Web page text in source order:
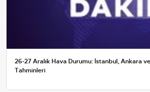
26-27 Aralık Hava Durumu: İstanbul, Ankara
Tahminleri